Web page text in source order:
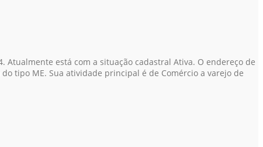
Atualmente está com a situação cadastral Ativa. O endereço de
tipo ME. Sua atividade principal é de Comércio a varejo de